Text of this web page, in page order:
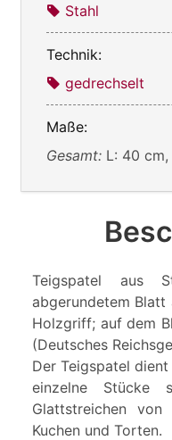
Stahl
Technik:
gedrechselt
Maße:
Gesamt: L: 40
Teigspatel aus
abgerundetem Blatt
Holzgriff; auf dem
(Deutsches
Der Teigspatel
einzelne Stücke
Glattstreichen von
Kuchen und Torten.